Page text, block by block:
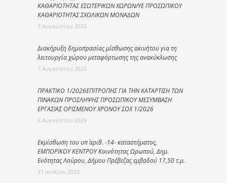
ΚΑΘΑΡΙΟΤΗΤΑΣ ΕΣΩΤΕΡΙΚΩΝ ΧΩΡΩΝ/ΥΕ ΠΡΟΣΩΠΙΚΟΥ
ΚΑΘΑΡΙΟΤΗΤΑΣ ΣΧΟΛΙΚΩΝ ΜΟΝΑΔΩΝ
7 Αυγούστου 2026
Διακήρυξη δημοπρασίας μίσθωσης ακινήτου για τη
λειτουργία χώρου μεταφόρτωσης της ανακύκλωσης
7 Αυγούστου 2026
ΠΡΑΚΤΙΚΟ 1/2026ΕΠΙΤΡΟΠΗΣ ΓΙΑ ΤΗΝ ΚΑΤΑΡΤΙΣΗ ΤΩΝ
ΠΙΝΑΚΩΝ ΠΡΟΣΛΗΨΗΣ ΠΡΟΣΩΠΙΚΟΥ ΜΕΣΥΜΒΑΣΗ
ΕΡΓΑΣΙΑΣ ΟΡΙΣΜΕΝΟΥ ΧΡΟΝΟΥ ΣΟΧ 1/2026
6 Αυγούστου 2026
Εκμίσθωση του υπ΄ αριθ. -14- καταστήματος,
ΕΜΠΟΡΙΚΟΥ ΚΕΝΤΡΟΥ Κοινότητας Ωρωπού, Δημ.
Ενότητας Λούρου, Δήμου Πρέβεζας εμβαδού 17,50 τ.μ.
31 Ιουλίου 2026